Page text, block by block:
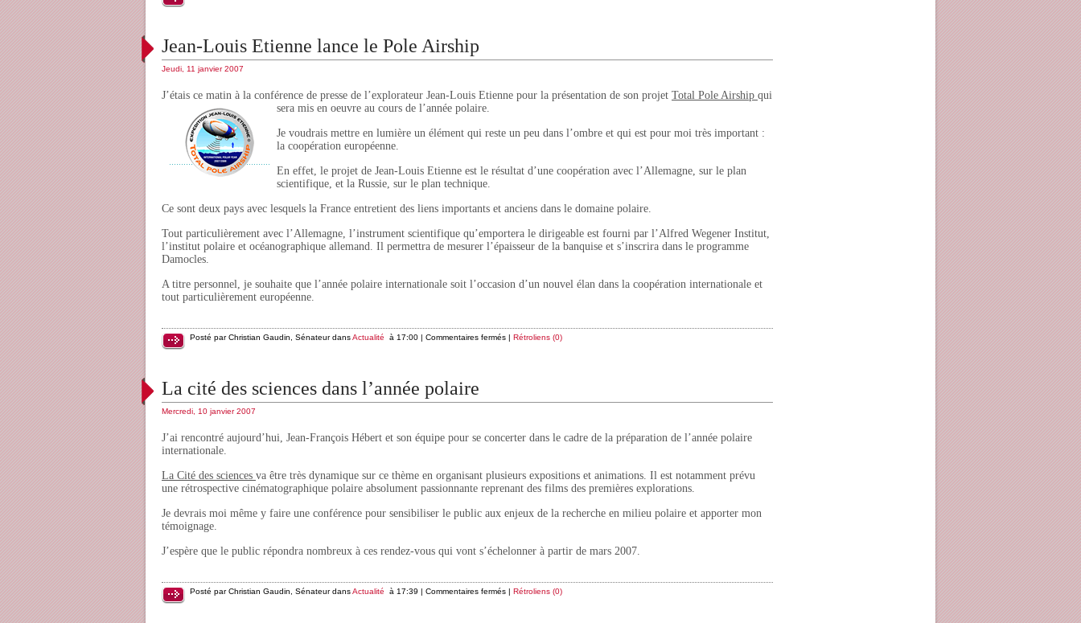
Jean-Louis Etienne lance le Pole Airship
Jeudi, 11 janvier 2007
J’étais ce matin à la conférence de presse de l’explorateur Jean-Louis Etienne pour la présentation de son projet Total Pole Airship qui
sera mis en oeuvre au cours de l’année polaire.
Je voudrais mettre en lumière un élément qui reste un peu dans l’ombre et qui est pour moi très important :
la coopération européenne.
En effet, le projet de Jean-Louis Etienne est le résultat d’une coopération avec l’Allemagne, sur le plan
scientifique, et la Russie, sur le plan technique.
Ce sont deux pays avec lesquels la France entretient des liens importants et anciens dans le domaine polaire.
Tout particulièrement avec l’Allemagne, l’instrument scientifique qu’emportera le dirigeable est fourni par l’Alfred Wegener Institut,
l’institut polaire et océanographique allemand. Il permettra de mesurer l’épaisseur de la banquise et s’inscrira dans le programme
Damocles.
A titre personnel, je souhaite que l’année polaire internationale soit l’occasion d’un nouvel élan dans la coopération internationale et
tout particulièrement européenne.
Posté par Christian Gaudin, Sénateur dansActualité à 17:00 | Commentaires fermés | Rétroliens (0)
La cité des sciences dans l’année polaire
Mercredi, 10 janvier 2007
J’ai rencontré aujourd’hui, Jean-François Hébert et son équipe pour se concerter dans le cadre de la préparation de l’année polaire
internationale.
La Cité des sciences va être très dynamique sur ce thème en organisant plusieurs expositions et animations. Il est notamment prévu
une rétrospective cinématographique polaire absolument passionnante reprenant des films des premières explorations.
Je devrais moi même y faire une conférence pour sensibiliser le public aux enjeux de la recherche en milieu polaire et apporter mon
témoignage.
J’espère que le public répondra nombreux à ces rendez-vous qui vont s’échelonner à partir de mars 2007.
Posté par Christian Gaudin, Sénateur dansActualité à 17:39 | Commentaires fermés | Rétroliens (0)